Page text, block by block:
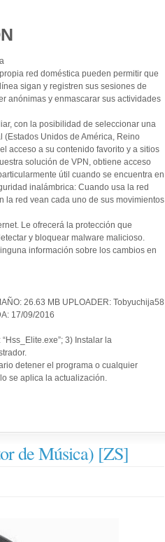
red doméstica pueden permitir que
sigan y registren sus sesiones de
anónimas y enmascarar sus actividades
con la posibilidad de seleccionar una
Unidos de América, Reino
acceso a su contenido favorito y a sitios
solución de VPN, obtiene acceso
útil cuando se encuentra en
inalámbrica: Cuando usa la red
la red vean cada uno de sus movimientos
Le ofrecerá la protección que
y bloquear malware malicioso.
información sobre los cambios en
26.63 MB UPLOADER: Tobyuchija58
17/09/2016
3) Instalar la
detener el programa o cualquier
se aplica la actualización.
de Música) [ZS]